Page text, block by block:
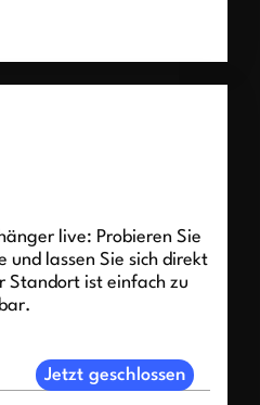
live: Probieren Sie
und lassen Sie sich direkt
Standort ist einfach zu
Jetzt geschlossen